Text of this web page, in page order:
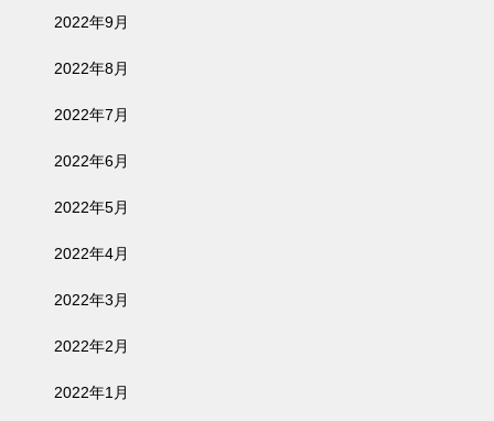
2022年9月
2022年8月
2022年7月
2022年6月
2022年5月
2022年4月
2022年3月
2022年2月
2022年1月